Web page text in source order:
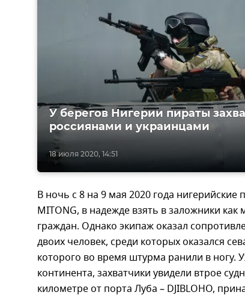
18 июля 2020, 14:51
У берегов Нигерии пираты
россиянами и украинцами
В ночь с 8 на 9 мая 2020 года нигерийские
MITONG, в надежде взять в заложники
граждан. Однако экипаж оказал
двоих человек, среди которых оказался
которого во время штурма ранили в ногу.
континента, захватчики увидели втрое
километре от порта Луба – DJIBLOHO,